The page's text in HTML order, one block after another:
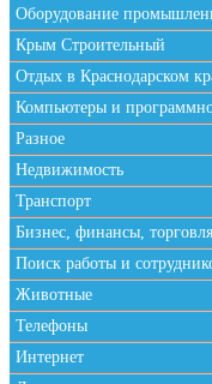
Оборудование
Крым Строительный
Отдых в Краснодарском
Компьютеры и
Разное
Недвижимость
Транспорт
Бизнес, финансы, торговля
Поиск работы и
Животные
Телефоны
Интернет